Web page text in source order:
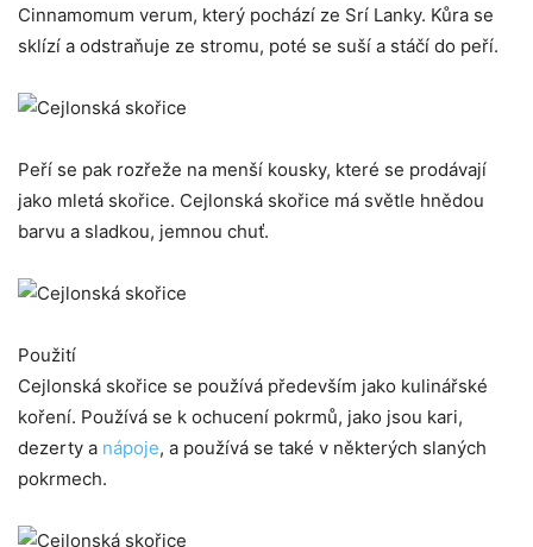
Cinnamomum verum, který pochází ze Srí Lanky. Kůra se
sklízí a odstraňuje ze stromu, poté se suší a stáčí do peří.
Peří se pak rozřeže na menší kousky, které se prodávají
jako mletá skořice. Cejlonská skořice má světle hnědou
barvu a sladkou, jemnou chuť.
Použití
Cejlonská skořice se používá především jako kulinářské
koření. Používá se k ochucení pokrmů, jako jsou kari,
dezerty a nápoje, a používá se také v některých slaných
pokrmech.